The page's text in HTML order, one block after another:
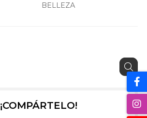
BELLEZA
¡COMPÁRTELO!